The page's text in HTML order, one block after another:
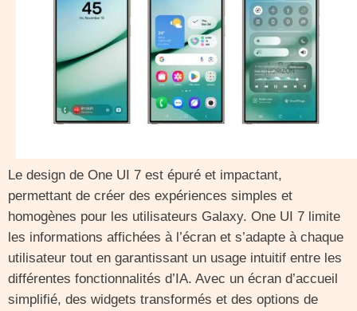
Le design de One UI 7 est épuré et impactant,
permettant de créer des expériences simples et
homogènes pour les utilisateurs Galaxy. One UI 7 limite
les informations affichées à l’écran et s’adapte à chaque
utilisateur tout en garantissant un usage intuitif entre les
différentes fonctionnalités d’IA. Avec un écran d’accueil
simplifié, des widgets transformés et des options de